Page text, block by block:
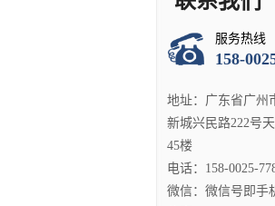
服务热线
158-
地址：广东省广州
新城兴民路222号
45楼
电话：158-0025-
微信：微信号即手